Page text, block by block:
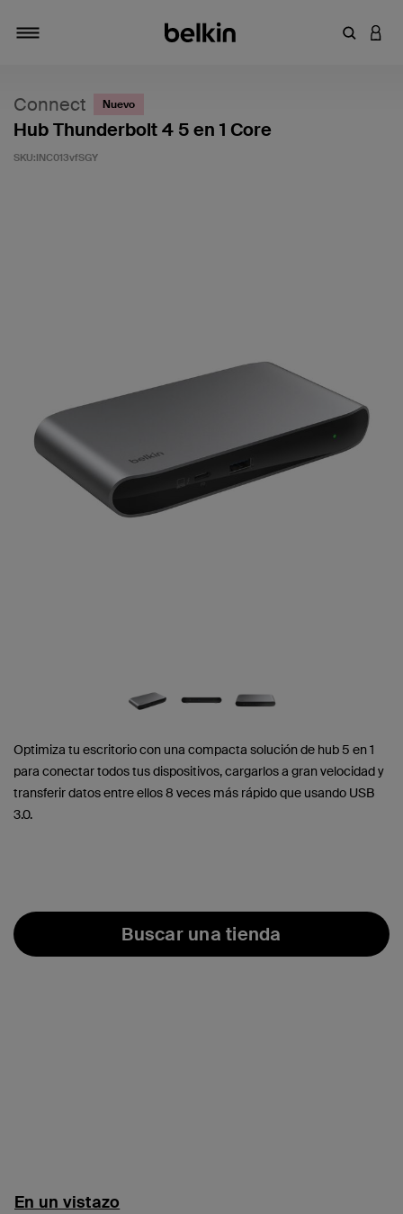
Connect Nuevo
Hub Thunderbolt 4 5 en 1 Core
SKU:INC013vfSGY
Optimiza tu escritorio con una compacta solución de hub 5 en 1
para conectar todos tus dispositivos, cargarlos a gran velocidad y
transferir datos entre ellos 8 veces más rápido que usando USB
3.0.
Buscar una tienda
En un vistazo